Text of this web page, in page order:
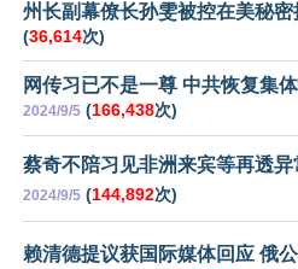
州长副幕僚长孙雯被控在美秘
(36,614次)
网传习已不是一尊 中共恢复集
2024/9/5 (166,438次)
蔡奇不陪习见非洲来宾等再透异
2024/9/5 (144,892次)
赖清德提议获国际媒体回应 俄